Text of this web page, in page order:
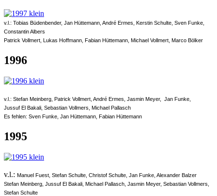
v.l.: Tobias Büdenbender, Jan Hüttemann, André Ermes, Kerstin Schulte, Sven Funke,
Constantin Albers
Patrick Vollmert, Lukas Hoffmann, Fabian Hüttemann, Michael Vollmert, Marco Bölker
1996
v.l.: Stefan Meinberg, Patrick Vollmert, André Ermes, Jasmin Meyer, Jan Funke,
Jussuf El Bakali, Sebastian Vollmers, Michael Pallasch
Es fehlen: Sven Funke, Jan Hüttemann, Fabian Hüttemann
1995
v.l.: Manuel Fuest, Stefan Schulte, Christof Schulte, Jan Funke, Alexander Balzer
Stefan Meinberg, Jussuf El Bakali, Michael Pallasch, Jasmin Meyer, Sebastian Vollmers,
Stefan Schulte